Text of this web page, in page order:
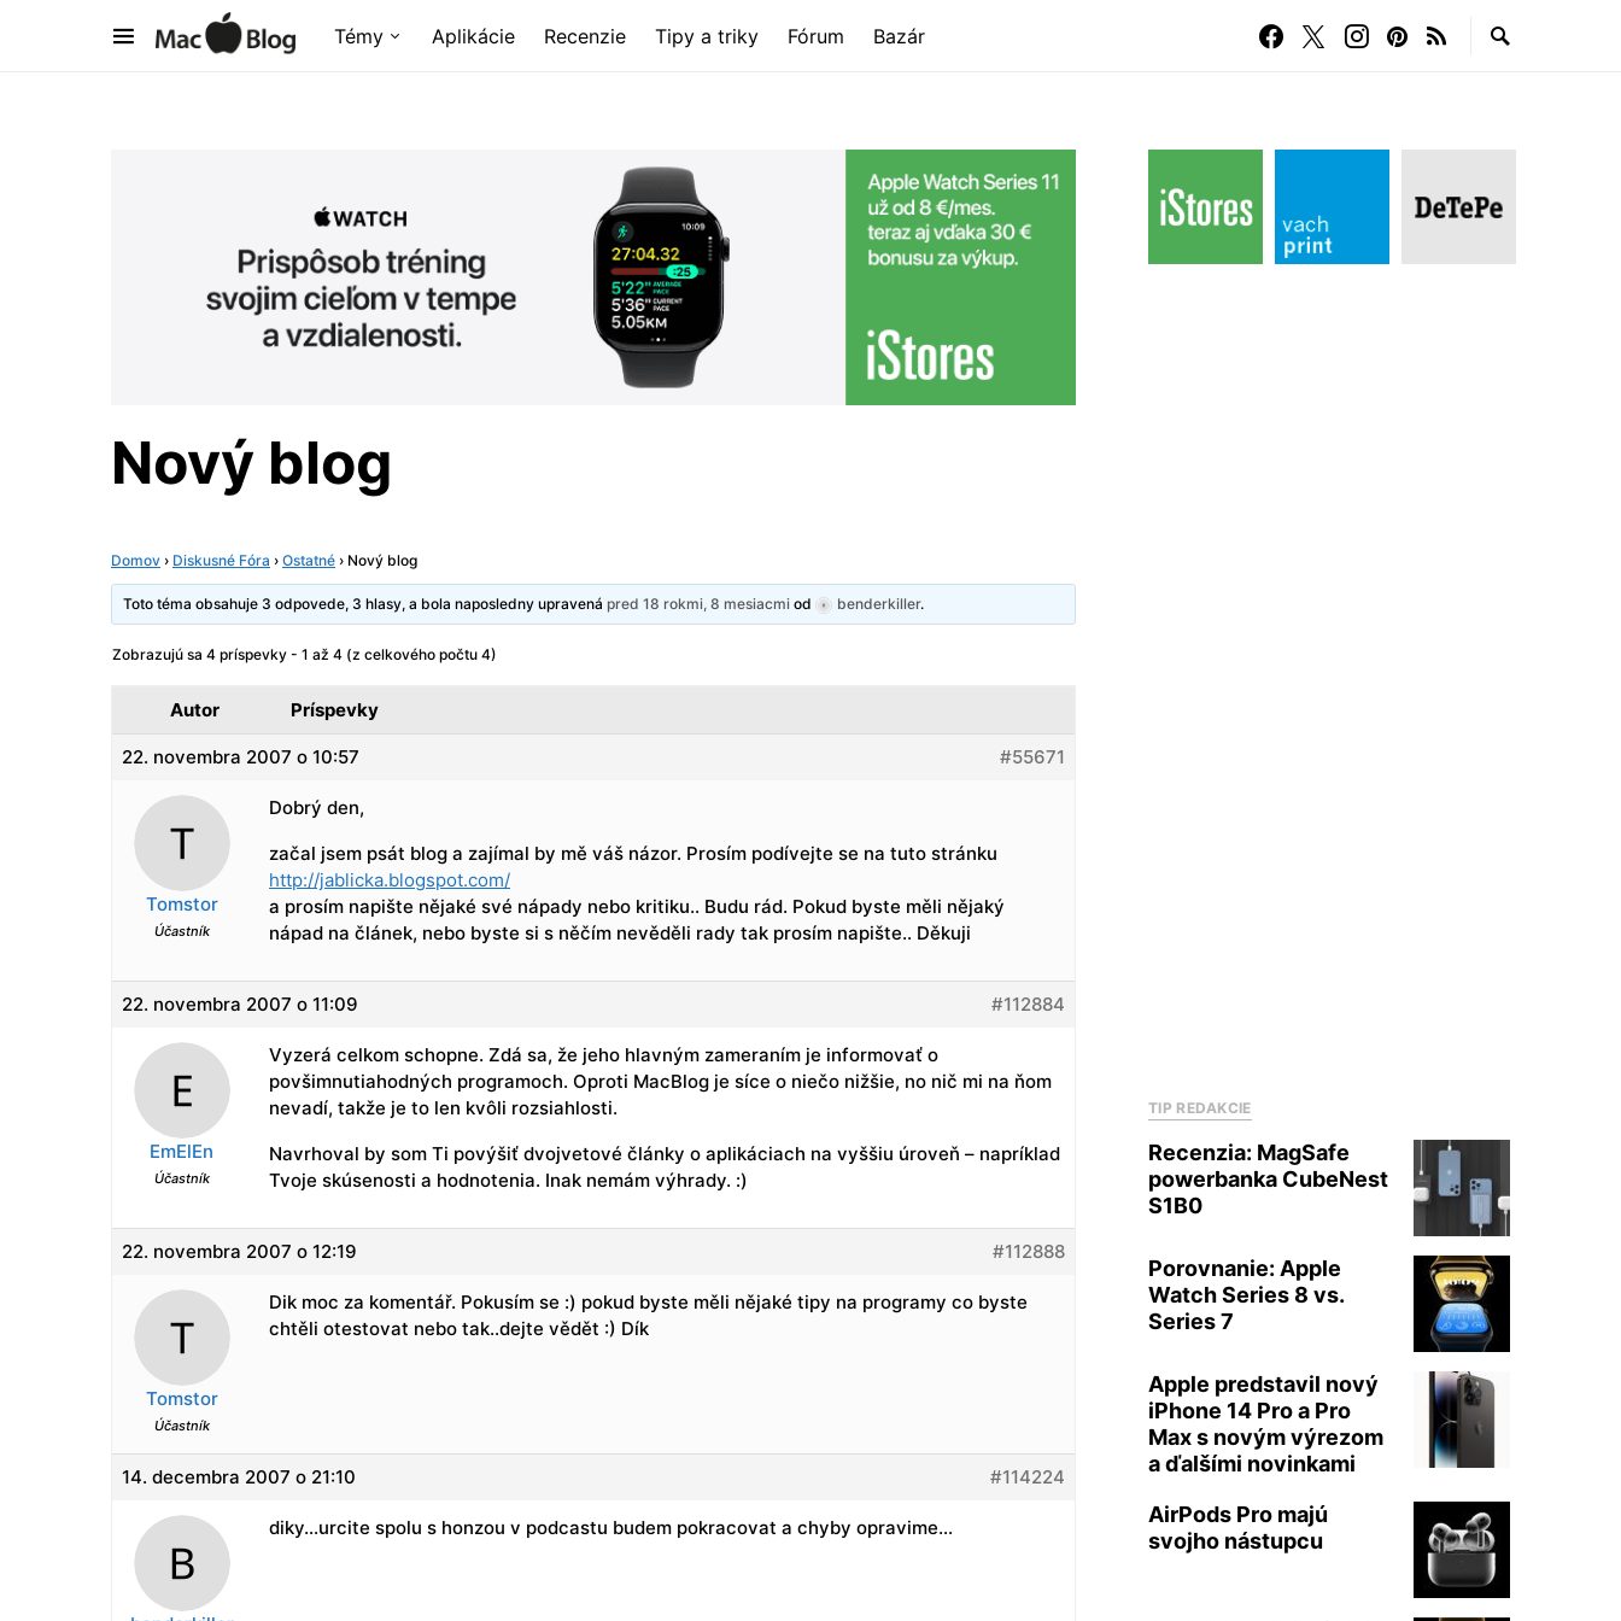
Témy Aplikácie Recenzie Tipy a triky Fórum Bazár
Nový blog
Domov › Diskusné Fóra › Ostatné › Nový blog
Toto téma obsahuje 3 odpovede, 3 hlasy, a bola naposledny upravenápred 18 rokmi, 8 mesiacmi od benderkiller.
Zobrazujú sa 4 príspevky - 1 až 4 (z celkového počtu 4)
Autor Príspevky
22. novembra 2007 o 10:57 #55671
Tomstor
Účastník
Dobrý den,
začal jsem psát blog a zajímal by mě váš názor. Prosím podívejte se na tuto stránku
http://jablicka.blogspot.com/
a prosím napište nějaké své nápady nebo kritiku.. Budu rád. Pokud byste měli nějaký
nápad na článek, nebo byste si s něčím nevěděli rady tak prosím napište.. Děkuji
22. novembra 2007 o 11:09 #112884
EmElEn
Účastník
Vyzerá celkom schopne. Zdá sa, že jeho hlavným zameraním je informovať o
povšimnutiahodných programoch. Oproti MacBlog je síce o niečo nižšie, no nič mi na ňom
nevadí, takže je to len kvôli rozsiahlosti.
Navrhoval by som Ti povýšiť dvojvetové články o aplikáciach na vyššiu úroveň – napríklad
Tvoje skúsenosti a hodnotenia. Inak nemám výhrady. :)
22. novembra 2007 o 12:19 #112888
Tomstor
Účastník
Dik moc za komentář. Pokusím se :) pokud byste měli nějaké tipy na programy co byste
chtěli otestovat nebo tak..dejte vědět :) Dík
14. decembra 2007 o 21:10 #114224
diky…urcite spolu s honzou v podcastu budem pokracovat a chyby opravime…
TIP REDAKCIE
Recenzia: MagSafe
powerbanka CubeNest
S1B0
Porovnanie: Apple
Watch Series 8 vs.
Series 7
Apple predstavil nový
iPhone 14 Pro a Pro
Max s novým výrezom
a ďalšími novinkami
AirPods Pro majú
svojho nástupcu